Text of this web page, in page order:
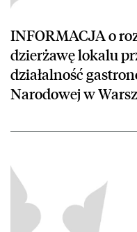
INFORMACJA o
dzierżawę lokalu
działalność
Narodowej w
czytaj więcej o Informacja z